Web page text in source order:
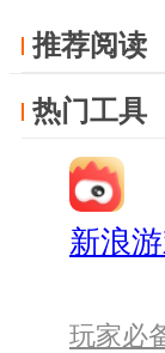
推荐阅读
热门工具
新浪
玩家必